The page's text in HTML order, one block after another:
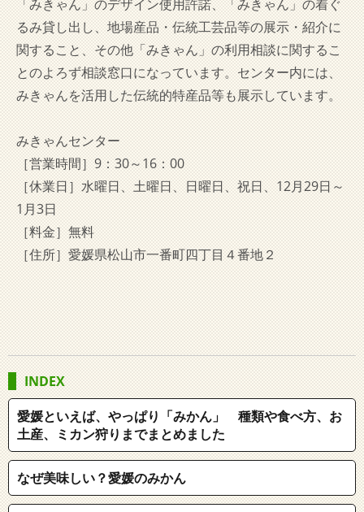
「みきゃん」のデザイン使用許諾、「みきゃん」の着ぐ
るみ貸し出し、地場産品・伝統工芸品等の展示・紹介に
関すること、その他「みきゃん」の利用相談に関するこ
とのよろず相談窓口になっています。センター内には、
みきゃんを活用した伝統的特産品等も展示しています。
みきゃんセンター
［営業時間］9：30～16：00
［休業日］水曜日、土曜日、日曜日、祝日、12月29日～
1月3日
［料金］無料
［住所］愛媛県松山市一番町四丁目４番地２
INDEX
愛媛といえば、やっぱり「みかん」 種類や食べ方、お
土産、ミカン狩りまでまとめました
なぜ美味しい？愛媛のみかん